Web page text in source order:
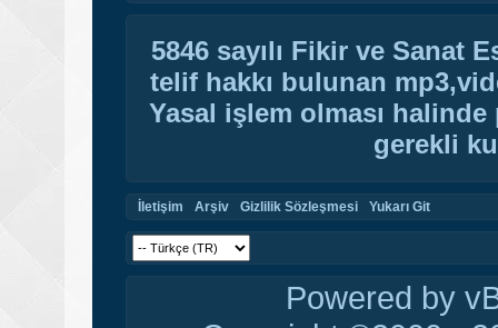
5846 sayılı Fikir ve Sanat
telif hakkı bulunan
Yasal işlem olması
gerekli
İletişim Arşiv Gizlilik Sözleşmesi Yukarı Git
Powered by